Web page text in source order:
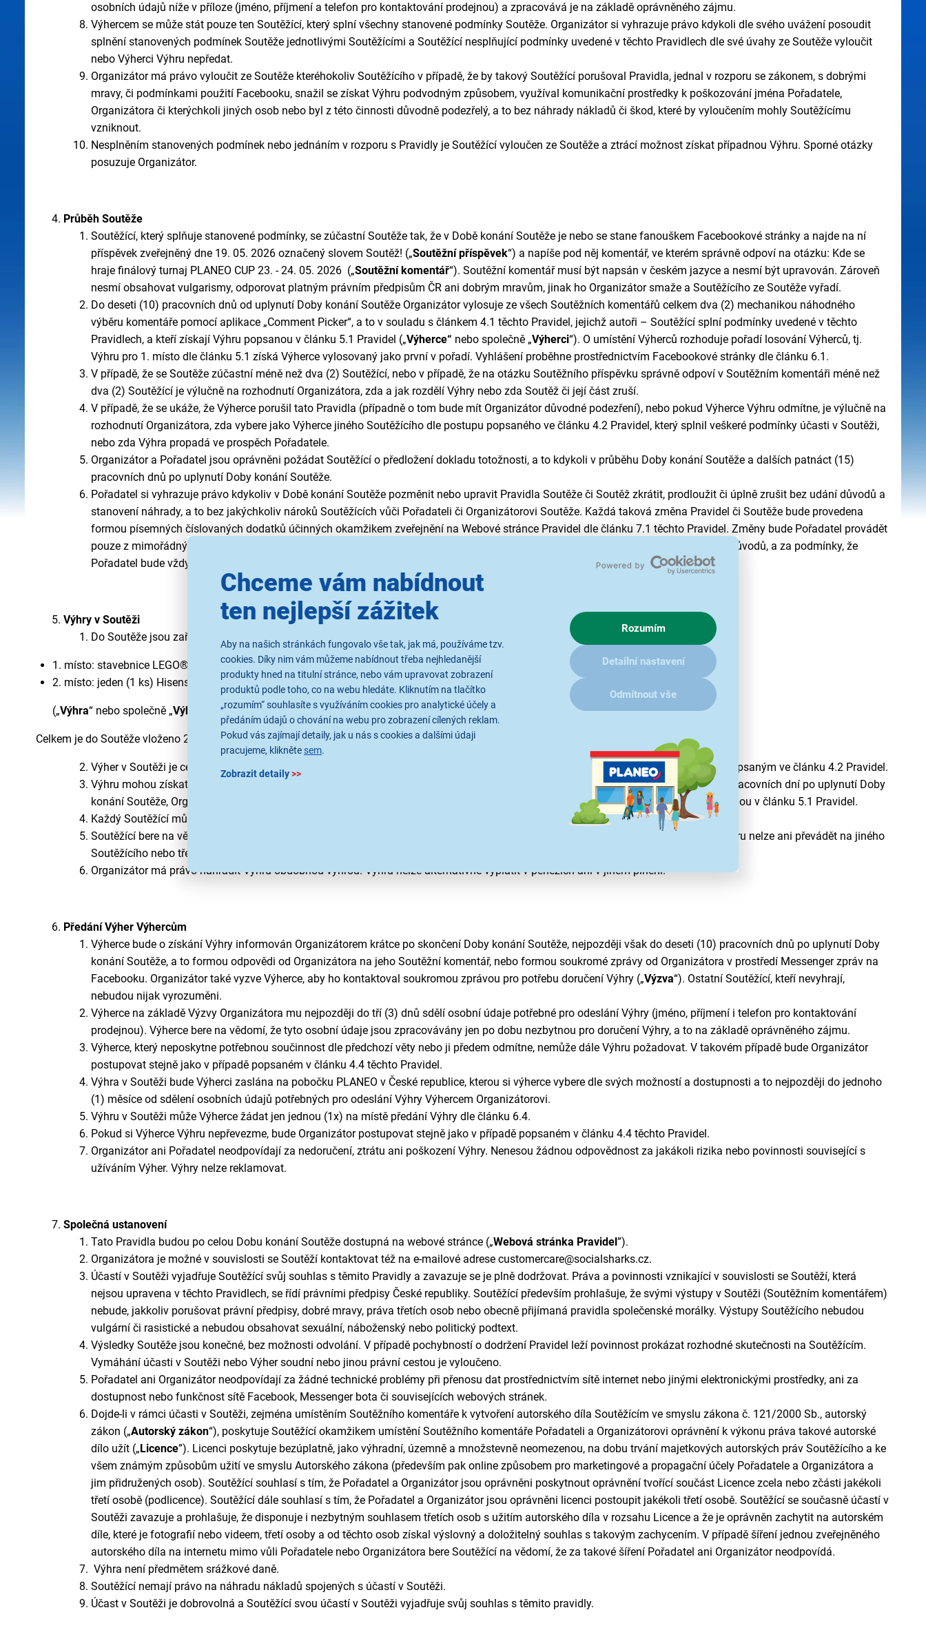
Chceme vám nabídnout
ten nejlepší zážitek
Aby na našich stránkách fungovalo vše tak, jak má, používáme tzv.
cookies. Díky nim vám můžeme nabídnout třeba nejhledanější
produkty hned na titulní stránce, nebo vám upravovat zobrazení
produktů podle toho, co na webu hledáte. Kliknutím na tlačítko
„rozumím“ souhlasíte s využíváním cookies pro analytické účely a
předáním údajů o chování na webu pro zobrazení cílených reklam.
Pokud vás zajímají detaily, jak u nás s cookies a dalšími údaji
pracujeme, klikněte sem.
Zobrazit detaily>>
Rozumím
Detailní nastavení
Odmítnout vše
osobních údajů níže v příloze (jméno, příjmení a telefon pro kontaktování prodejnou) a zpracovává je na základě oprávněného zájmu.
Výhercem se může stát pouze ten Soutěžící, který splní všechny stanovené podmínky Soutěže. Organizátor si vyhrazuje právo kdykoli dle svého uvážení posoudit
splnění stanovených podmínek Soutěže jednotlivými Soutěžícími a Soutěžící nesplňující podmínky uvedené v těchto Pravidlech dle své úvahy ze Soutěže vyloučit
nebo Výherci Výhru nepředat.
Organizátor má právo vyloučit ze Soutěže kteréhokoliv Soutěžícího v případě, že by takový Soutěžící porušoval Pravidla, jednal v rozporu se zákonem, s dobrými
mravy, či podmínkami použití Facebooku, snažil se získat Výhru podvodným způsobem, využíval komunikační prostředky k poškozování jména Pořadatele,
Organizátora či kterýchkoli jiných osob nebo byl z této činnosti důvodně podezřelý, a to bez náhrady nákladů či škod, které by vyloučením mohly Soutěžícímu
vzniknout.
Nesplněním stanovených podmínek nebo jednáním v rozporu s Pravidly je Soutěžící vyloučen ze Soutěže a ztrácí možnost získat případnou Výhru. Sporné otázky
posuzuje Organizátor.
Průběh Soutěže
Soutěžící, který splňuje stanovené podmínky, se zúčastní Soutěže tak, že v Době konání Soutěže je nebo se stane fanouškem Facebookové stránky a najde na ní
příspěvek zveřejněný dne 19. 05. 2026 označený slovem Soutěž! („Soutěžní příspěvek“) a napíše pod něj komentář, ve kterém správně odpoví na otázku: Kde se
hraje finálový turnaj PLANEO CUP 23. - 24. 05. 2026 („Soutěžní komentář“). Soutěžní komentář musí být napsán v českém jazyce a nesmí být upravován. Zároveň
nesmí obsahovat vulgarismy, odporovat platným právním předpisům ČR ani dobrým mravům, jinak ho Organizátor smaže a Soutěžícího ze Soutěže vyřadí.
Do deseti (10) pracovních dnů od uplynutí Doby konání Soutěže Organizátor vylosuje ze všech Soutěžních komentářů celkem dva (2) mechanikou náhodného
výběru komentáře pomocí aplikace „Comment Picker“, a to v souladu s článkem 4.1 těchto Pravidel, jejichž autoři – Soutěžící splní podmínky uvedené v těchto
Pravidlech, a kteří získají Výhru popsanou v článku 5.1 Pravidel („Výherce“ nebo společně „Výherci“). O umístění Výherců rozhoduje pořadí losování Výherců, tj.
Výhru pro 1. místo dle článku 5.1 získá Výherce vylosovaný jako první v pořadí. Vyhlášení proběhne prostřednictvím Facebookové stránky dle článku 6.1.
V případě, že se Soutěže zúčastní méně než dva (2) Soutěžící, nebo v případě, že na otázku Soutěžního příspěvku správně odpoví v Soutěžním komentáři méně než
dva (2) Soutěžící je výlučně na rozhodnutí Organizátora, zda a jak rozdělí Výhry nebo zda Soutěž či její část zruší.
V případě, že se ukáže, že Výherce porušil tato Pravidla (případně o tom bude mít Organizátor důvodné podezření), nebo pokud Výherce Výhru odmítne, je výlučně na
rozhodnutí Organizátora, zda vybere jako Výherce jiného Soutěžícího dle postupu popsaného ve článku 4.2 Pravidel, který splnil veškeré podmínky účasti v Soutěži,
nebo zda Výhra propadá ve prospěch Pořadatele.
Organizátor a Pořadatel jsou oprávněni požádat Soutěžící o předložení dokladu totožnosti, a to kdykoli v průběhu Doby konání Soutěže a dalších patnáct (15)
pracovních dnů po uplynutí Doby konání Soutěže.
Pořadatel si vyhrazuje právo kdykoliv v Době konání Soutěže pozměnit nebo upravit Pravidla Soutěže či Soutěž zkrátit, prodloužit či úplně zrušit bez udání důvodů a
stanovení náhrady, a to bez jakýchkoliv nároků Soutěžících vůči Pořadateli či Organizátorovi Soutěže. Každá taková změna Pravidel či Soutěže bude provedena
formou písemných číslovaných dodatků účinných okamžikem zveřejnění na Webové stránce Pravidel dle článku 7.1 těchto Pravidel. Změny bude Pořadatel provádět
pouze z mimořádných důvodů, zejména v reakci na okolnosti mimo přiměřenou kontrolu Pořadatele, včetně technických či právních důvodů, a za podmínky, že
Pořadatel bude vždy usilovat o minimalizaci dopadu na Soutěžící.
Výhry v Soutěži
Do Soutěže jsou zařazeny následující výhry:
1. místo: stavebnice LEGO® Lionel Messi – Fotbalová legendav celkové hodnotě 1 749Kč. Více informací o Výhře je možné najít na odkazu:
2. místo: jeden (1 ks) Hisense fotbalový míč.
(„Výhra“ nebo společně „Výhry
Celkem je do Soutěže vloženo 2 ks Výher pro celkem 2 Výherce.
Výher v Soutěži je celkem dvě (2), kterými Pořadatel odmění dva (2) Výh Výherců určí Organizátor způsobem popsaným ve článku 4.2 Pravidel.
Výhru mohou získat Soutěžící dle článku 3 těchto Pravidel. Krátce po skončení Doby konání Soutěže, nejpozději však do deseti (10) pracovních dní po uplynutí Doby
konání Soutěže, Organizátor vybere způsobem popsaným ve článku 4.2 Pravidel celkem dva (2) Výherce, které odmění Výhrou popsanou v článku 5.1 Pravidel.
Každý Soutěžící může získat maximálně jednu (1) Výhru.
Soutěžící bere na vědomí, že na Výhru nemá právní nárok, nemůže ji tedy po Pořadateli ani Organizátorovi či jiné osobě vymáhat. Výhru nelze ani převádět na jiného
Soutěžícího nebo třetí osobu.
Organizátor má právo nahradit Výhru obdobnou výhrou. Výhru nelze alternativně vyplatit v penězích ani v jiném plnění.
Předání Výher Výhercům
Výherce bude o získání Výhry informován Organizátorem krátce po skončení Doby konání Soutěže, nejpozději však do deseti (10) pracovních dnů po uplynutí Doby
konání Soutěže, a to formou odpovědi od Organizátora na jeho Soutěžní komentář, nebo formou soukromé zprávy od Organizátora v prostředí Messenger zpráv na
Facebooku. Organizátor také vyzve Výherce, aby ho kontaktoval soukromou zprávou pro potřebu doručení Výhry („Výzva“). Ostatní Soutěžící, kteří nevyhrají,
nebudou nijak vyrozuměni.
Výherce na základě Výzvy Organizátora mu nejpozději do tří (3) dnů sdělí osobní údaje potřebné pro odeslání Výhry (jméno, příjmení i telefon pro kontaktování
prodejnou). Výherce bere na vědomí, že tyto osobní údaje jsou zpracovávány jen po dobu nezbytnou pro doručení Výhry, a to na základě oprávněného zájmu.
Výherce, který neposkytne potřebnou součinnost dle předchozí věty nebo ji předem odmítne, nemůže dále Výhru požadovat. V takovém případě bude Organizátor
postupovat stejně jako v případě popsaném v článku 4.4 těchto Pravidel.
Výhra v Soutěži bude Výherci zaslána na pobočku PLANEO v České republice, kterou si výherce vybere dle svých možností a dostupnosti a to nejpozději do jednoho
(1) měsíce od sdělení osobních údajů potřebných pro odeslání Výhry Výhercem Organizátorovi.
Výhru v Soutěži může Výherce žádat jen jednou (1x) na místě předání Výhry dle článku 6.4.
Pokud si Výherce Výhru nepřevezme, bude Organizátor postupovat stejně jako v případě popsaném v článku 4.4 těchto Pravidel.
Organizátor ani Pořadatel neodpovídají za nedoručení, ztrátu ani poškození Výhry. Nenesou žádnou odpovědnost za jakákoli rizika nebo povinnosti související s
užíváním Výher. Výhry nelze reklamovat.
Společná ustanovení
Tato Pravidla budou po celou Dobu konání Soutěže dostupná na webové stránce („Webová stránka Pravidel ”).
Organizátora je možné v souvislosti se Soutěží kontaktovat též na e-mailové adrese customercare@socialsharks.cz.
Účastí v Soutěži vyjadřuje Soutěžící svůj souhlas s těmito Pravidly a zavazuje se je plně dodržovat. Práva a povinnosti vznikající v souvislosti se Soutěží, která
nejsou upravena v těchto Pravidlech, se řídí právními předpisy České republiky. Soutěžící především prohlašuje, že svými výstupy v Soutěži (Soutěžním komentářem)
nebude, jakkoliv porušovat právní předpisy, dobré mravy, práva třetích osob nebo obecně přijímaná pravidla společenské morálky. Výstupy Soutěžícího nebudou
vulgární či rasistické a nebudou obsahovat sexuální, náboženský nebo politický podtext.
Výsledky Soutěže jsou konečné, bez možnosti odvolání. V případě pochybností o dodržení Pravidel leží povinnost prokázat rozhodné skutečnosti na Soutěžícím.
Vymáhání účasti v Soutěži nebo Výher soudní nebo jinou právní cestou je vyloučeno.
Pořadatel ani Organizátor neodpovídají za žádné technické problémy při přenosu dat prostřednictvím sítě internet nebo jinými elektronickými prostředky, ani za
dostupnost nebo funkčnost sítě Facebook, Messenger bota či souvisejících webových stránek.
Dojde-li v rámci účasti v Soutěži, zejména umístěním Soutěžního komentáře k vytvoření autorského díla Soutěžícím ve smyslu zákona č. 121/2000 Sb., autorský
zákon („Autorský zákon“), poskytuje Soutěžící okamžikem umístění Soutěžního komentáře Pořadateli a Organizátorovi oprávnění k výkonu práva takové autorské
dílo užít („ Licence”). Licenci poskytuje bezúplatně, jako výhradní, územně a množstevně neomezenou, na dobu trvání majetkových autorských práv Soutěžícího a ke
všem známým způsobům užití ve smyslu Autorského zákona (především pak online způsobem pro marketingové a propagační účely Pořadatele a Organizátora a
jim přidružených osob). Soutěžící souhlasí s tím, že Pořadatel a Organizátor jsou oprávněni poskytnout oprávnění tvořící součást Licence zcela nebo zčásti jakékoli
třetí osobě (podlicence). Soutěžící dále souhlasí s tím, že Pořadatel a Organizátor jsou oprávněni licenci postoupit jakékoli třetí osobě. Soutěžící se současně účastí v
Soutěži zavazuje a prohlašuje, že disponuje i nezbytným souhlasem třetích osob s užitím autorského díla v rozsahu Licence a že je oprávněn zachytit na autorském
díle, které je fotografií nebo videem, třetí osoby a od těchto osob získal výslovný a doložitelný souhlas s takovým zachycením. V případě šíření jednou zveřejněného
autorského díla na internetu mimo vůli Pořadatele nebo Organizátora bere Soutěžící na vědomí, že za takové šíření Pořadatel ani Organizátor neodpovídá.
Výhra není předmětem srážkové daně.
Soutěžící nemají právo na náhradu nákladů spojených s účastí v Soutěži.
Účast v Soutěži je dobrovolná a Soutěžící svou účastí v Soutěži vyjadřuje svůj souhlas s těmito pravidly.